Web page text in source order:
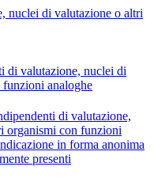
nuclei di valutazione o altri
di valutazione, nuclei di
analoghe
di valutazione,
organismi con funzioni
in forma anonima
presenti